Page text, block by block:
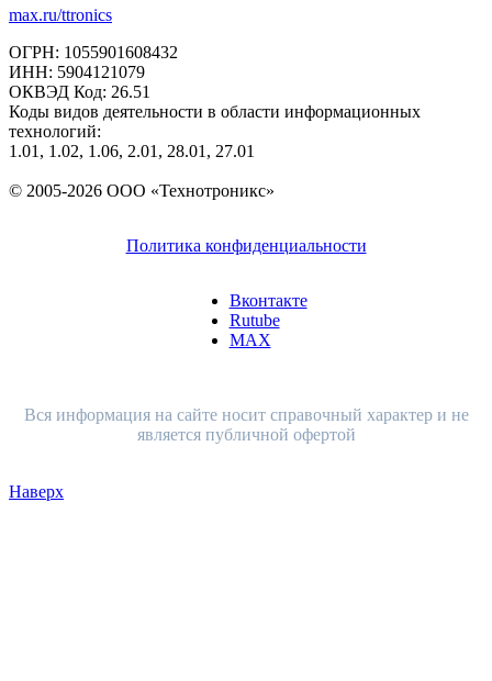
max.ru/ttronics
ОГРН: 1055901608432
ИНН: 5904121079
ОКВЭД Код: 26.51
Коды видов деятельности в области информационных
технологий:
1.01, 1.02, 1.06, 2.01, 28.01, 27.01
© 2005-2026 ООО «Технотроникс»
Политика конфиденциальности
Вконтакте
Rutube
MAX
Вся информация на сайте носит справочный характер и не
является публичной офертой
Наверх